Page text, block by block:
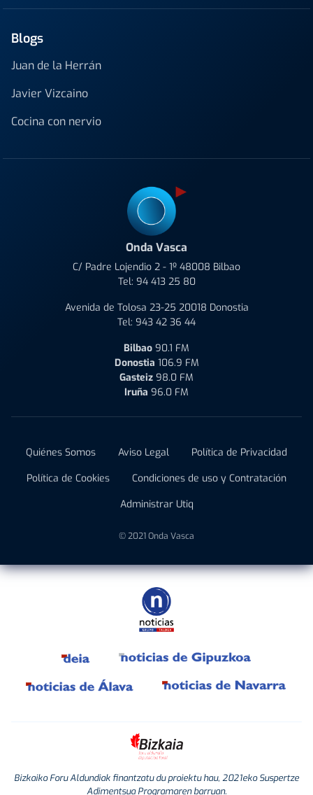
Blogs
Juan de la Herrán
Javier Vizcaino
Cocina con nervio
Onda Vasca
C/ Padre Lojendio 2 - 1º 48008 Bilbao
Tel: 94 413 25 80
Avenida de Tolosa 23-25 20018 Donostia
Tel: 943 42 36 44
Bilbao 90.1 FM
Donostia 106.9 FM
Gasteiz 98.0 FM
Iruña 96.0 FM
Quiénes Somos Aviso Legal
Política de Privacidad
Política de Cookies
Condiciones de uso y Contratación
Administrar Utiq
© 2021 Onda Vasca
Bizkaiko Foru Aldundiak finantzatu du proiektu hau, 2021eko Suspertze
Adimentsua Programaren barruan.